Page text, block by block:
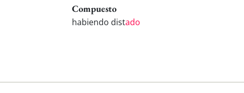
Compuesto
habiendo distado